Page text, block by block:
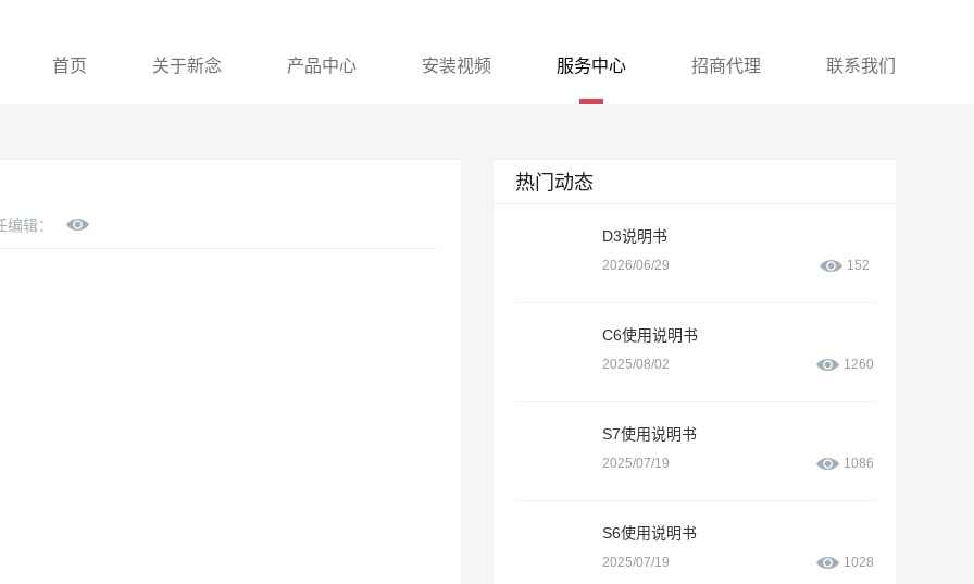
首页 关于新念 产品中心 安装视频 服务中心 招商代理 联系我们
辑：
热门动态
D3说明书
2026/06/29 152
C6使用说明书
2025/08/02 1260
S7使用说明书
2025/07/19 1086
S6使用说明书
2025/07/19 1028